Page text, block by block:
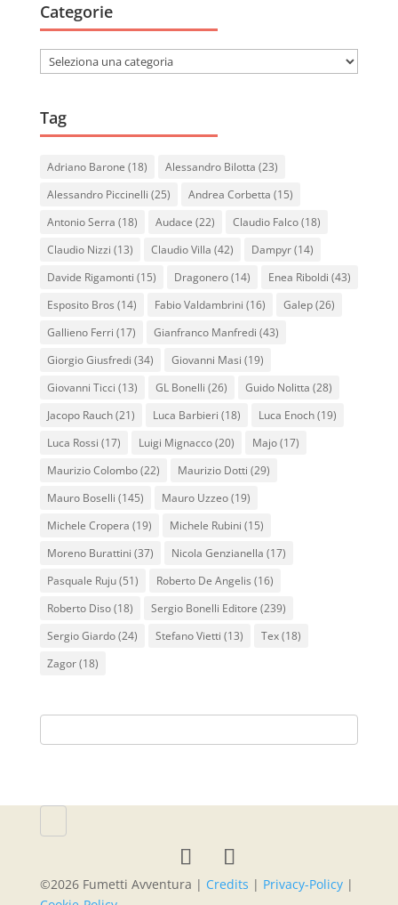
Categorie
Categorie
Tag
Adriano Barone (18) Alessandro Bilotta (23)
Alessandro Piccinelli (25) Andrea Corbetta (15)
Antonio Serra (18) Audace (22) Claudio Falco(18)
Claudio Nizzi (13) Claudio Villa (42) Dampyr(14)
Davide Rigamonti (15) Dragonero(14) Enea Riboldi (43)
Esposito Bros (14) Fabio Valdambrini (16) Galep(26)
Gallieno Ferri (17) Gianfranco Manfredi (43)
Giorgio Giusfredi (34) Giovanni Masi (19)
Giovanni Ticci (13) GL Bonelli (26) Guido Nolitta (28)
Jacopo Rauch(21) Luca Barbieri (18) Luca Enoch(19)
Luca Rossi (17) Luigi Mignacco(20) Majo(17)
Maurizio Colombo(22) Maurizio Dotti (29)
Mauro Boselli (145) Mauro Uzzeo(19)
Michele Cropera (19) Michele Rubini (15)
Moreno Burattini (37) Nicola Genzianella (17)
Pasquale Ruju(51) Roberto De Angelis (16)
Roberto Diso(18) Sergio Bonelli Editore (239)
Sergio Giardo(24) Stefano Vietti (13) Tex(18)
Zagor(18)
©2026Fumetti Avventura | Credits | Privacy-Policy|